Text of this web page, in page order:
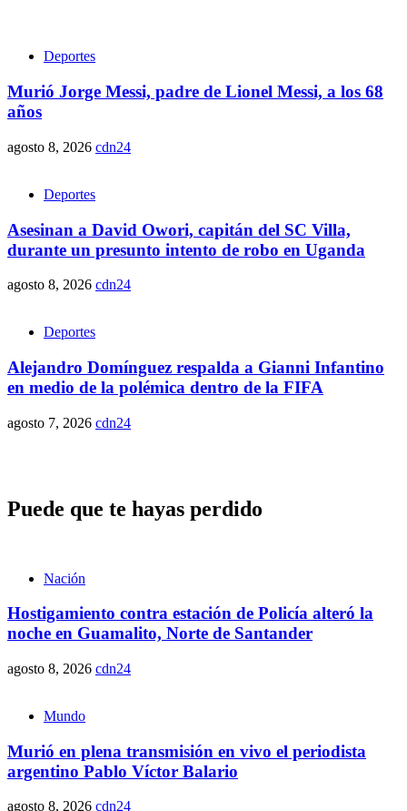
Deportes
Murió Jorge Messi, padre de Lionel Messi, a los 68
años
agosto 8, 2026 cdn24
Deportes
Asesinan a David Owori, capitán del SC Villa,
durante un presunto intento de robo en Uganda
agosto 8, 2026 cdn24
Deportes
Alejandro Domínguez respalda a Gianni Infantino
en medio de la polémica dentro de la FIFA
agosto 7, 2026 cdn24
Puede que te hayas perdido
Nación
Hostigamiento contra estación de Policía alteró la
noche en Guamalito, Norte de Santander
agosto 8, 2026 cdn24
Mundo
Murió en plena transmisión en vivo el periodista
argentino Pablo Víctor Balario
agosto 8, 2026 cdn24